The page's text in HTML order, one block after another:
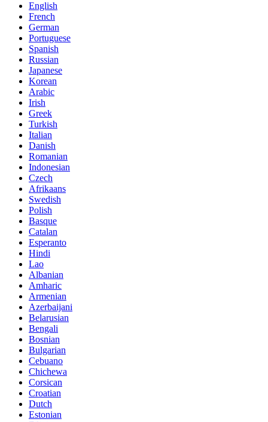
English
French
German
Portuguese
Spanish
Russian
Japanese
Korean
Arabic
Irish
Greek
Turkish
Italian
Danish
Romanian
Indonesian
Czech
Afrikaans
Swedish
Polish
Basque
Catalan
Esperanto
Hindi
Lao
Albanian
Amharic
Armenian
Azerbaijani
Belarusian
Bengali
Bosnian
Bulgarian
Cebuano
Chichewa
Corsican
Croatian
Dutch
Estonian